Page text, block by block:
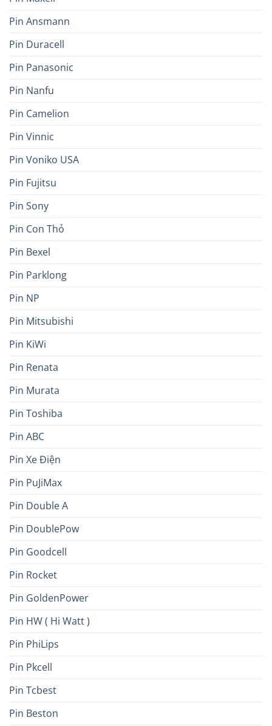
Pin Ansmann
Pin Duracell
Pin Panasonic
Pin Nanfu
Pin Camelion
Pin Vinnic
Pin Voniko USA
Pin Fujitsu
Pin Sony
Pin Con Thỏ
Pin Bexel
Pin Parklong
Pin NP
Pin Mitsubishi
Pin KiWi
Pin Renata
Pin Murata
Pin Toshiba
Pin ABC
Pin Xe Điện
Pin PuJiMax
Pin Double A
Pin DoublePow
Pin Goodcell
Pin Rocket
Pin GoldenPower
Pin HW ( Hi Watt )
Pin PhiLips
Pin Pkcell
Pin Tcbest
Pin Beston